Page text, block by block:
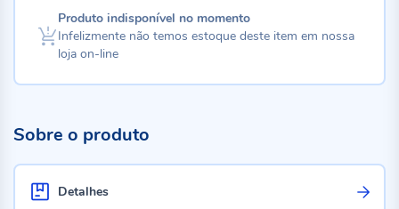
Produto indisponível no momento
Infelizmente não temos estoque deste item em nossa
loja on-line
Sobre o produto
Detalhes